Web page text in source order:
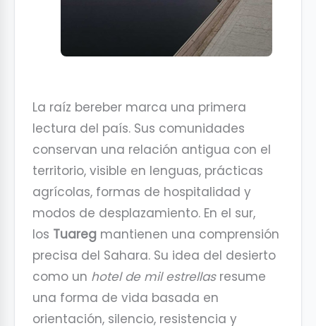
La raíz bereber marca una primera
lectura del país. Sus comunidades
conservan una relación antigua con el
territorio, visible en lenguas, prácticas
agrícolas, formas de hospitalidad y
modos de desplazamiento. En el sur,
los Tuareg mantienen una comprensión
precisa del Sahara. Su idea del desierto
como un hotel de mil estrellasresume
una forma de vida basada en
orientación, silencio, resistencia y